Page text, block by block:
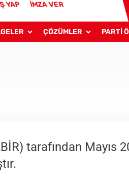
YAP İMZA VER
ÇÖZÜMLER PARTİ
tarafından Mayıs